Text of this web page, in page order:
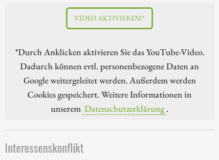
VIDEO AKTIVIEREN!*
*Durch Anklicken aktivieren Sie das YouTube-Video.
Dadurch können evtl. personenbezogene Daten an
Google weitergeleitet werden. Außerdem werden
Cookies gespeichert. Weitere Informationen in
unserem Datenschutzerklärung .
Interessenskonflikt